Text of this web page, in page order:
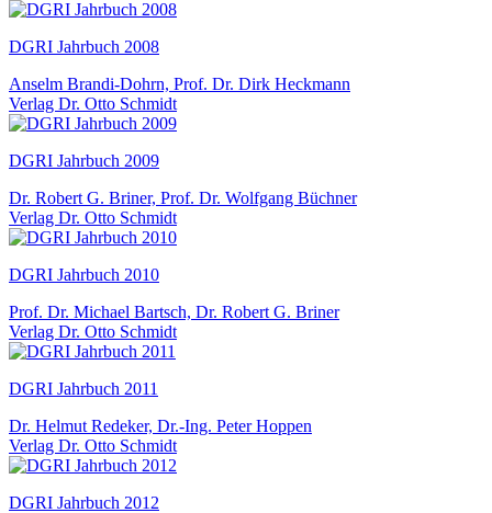
DGRI Jahrbuch 2008
Anselm Brandi-Dohrn, Prof. Dr. Dirk Heckmann
Verlag Dr. Otto Schmidt
DGRI Jahrbuch 2009
Dr. Robert G. Briner, Prof. Dr. Wolfgang Büchner
Verlag Dr. Otto Schmidt
DGRI Jahrbuch 2010
Prof. Dr. Michael Bartsch, Dr. Robert G. Briner
Verlag Dr. Otto Schmidt
DGRI Jahrbuch 2011
Dr. Helmut Redeker, Dr.-Ing. Peter Hoppen
Verlag Dr. Otto Schmidt
DGRI Jahrbuch 2012